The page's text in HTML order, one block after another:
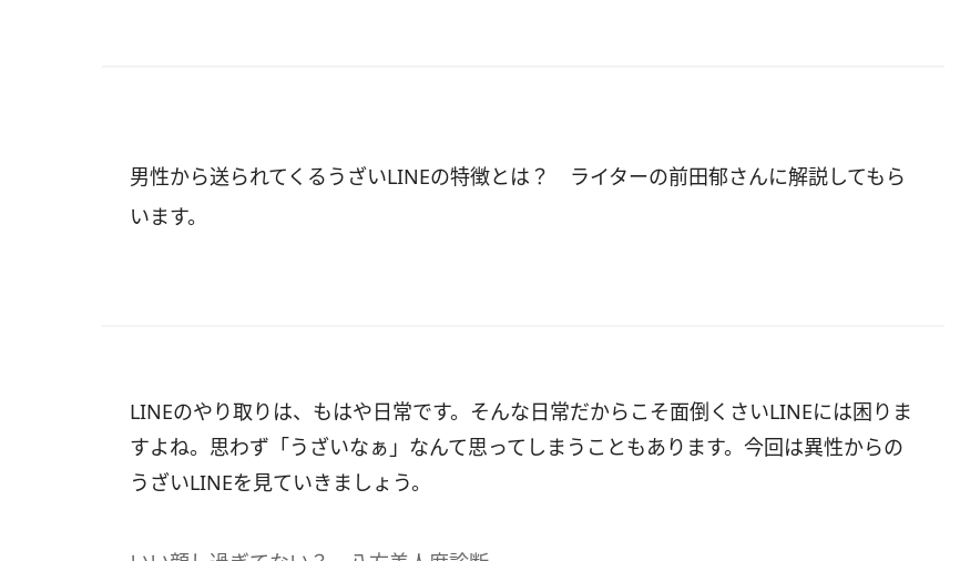
男性から送られてくるうざいLINEの特徴とは？ ライターの前田郁さんに解説してもら
います。
LINEのやり取りは、もはや日常です。そんな日常だからこそ面倒くさいLINEには困りま
すよね。思わず「うざいなぁ」なんて思ってしまうこともあります。今回は異性からの
うざいLINEを見ていきましょう。